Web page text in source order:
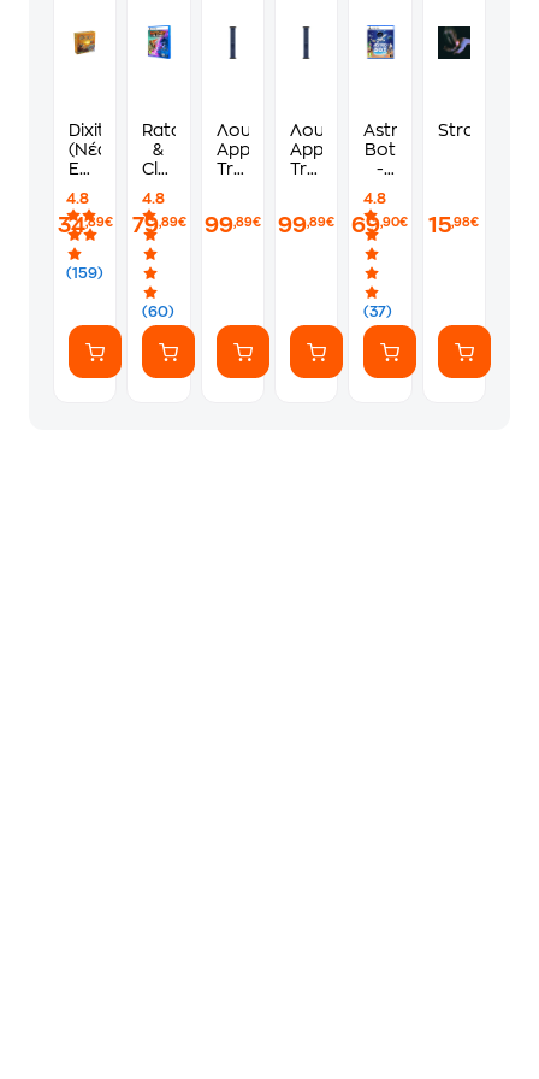
Dixit
(Νέα
Έκδοση)
(Κάισσα)
4.8
(159)
34,89€
Ratchet
&
Clank:
Apart
-
PS5
4.8
(60)
79,89€
Λουράκι
Apple
Trail
για
Blue/Bright
Blue
with
Black
99,89€
Λουράκι
Apple
Trail
για
Blue/Bright
Blue
with
Black
99,89€
Astro
Bot
-
4.8
(37)
69,90€
Stray
15,98€